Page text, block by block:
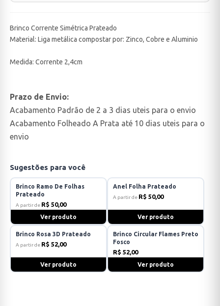
Brinco Corrente Simétrica Prateado
Material: Liga metálica compostar por: Zinco, Cobre e Aluminio
Medida: Corrente 2,4cm
Prazo de Envio:
Acabamento Padrão de 2 a 3 dias uteis para o envio
Acabamento Folheado A Prata até 10 dias uteis para o
envio
Sugestões para você
Brinco Ramo De Folhas
Prateado
A partir de R$ 50,00
Ver produto
Anel Folha Prateado
A partir de R$ 50,00
Ver produto
Brinco Rosa 3D Prateado
A partir de R$ 52,00
Ver produto
Brinco Circular Flames Preto
Fosco
R$ 52,00
Ver produto